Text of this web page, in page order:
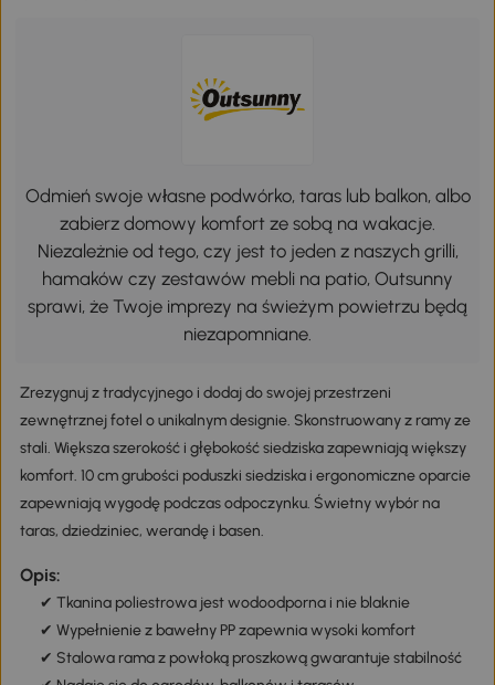
Odmień swoje własne podwórko, taras lub balkon, albo
zabierz domowy komfort ze sobą na wakacje.
Niezależnie od tego, czy jest to jeden z naszych grilli,
hamaków czy zestawów mebli na patio, Outsunny
sprawi, że Twoje imprezy na świeżym powietrzu będą
niezapomniane.
Zrezygnuj z tradycyjnego i dodaj do swojej przestrzeni
zewnętrznej fotel o unikalnym designie. Skonstruowany z ramy ze
stali. Większa szerokość i głębokość siedziska zapewniają większy
komfort. 10 cm grubości poduszki siedziska i ergonomiczne oparcie
zapewniają wygodę podczas odpoczynku. Świetny wybór na
taras, dziedziniec, werandę i basen.
Opis:
✔ Tkanina poliestrowa jest wodoodporna i nie blaknie
✔ Wypełnienie z bawełny PP zapewnia wysoki komfort
✔ Stalowa rama z powłoką proszkową gwarantuje stabilność